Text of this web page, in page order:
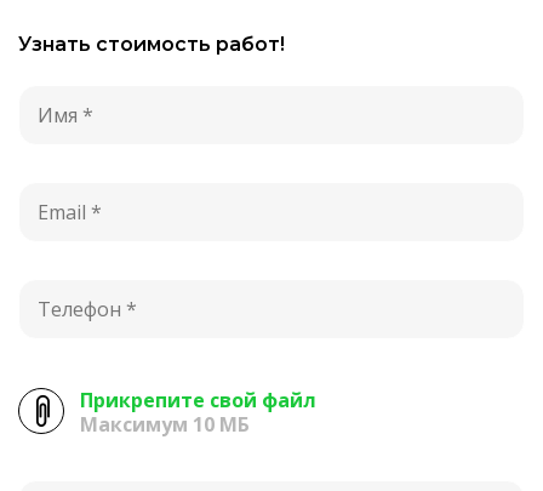
Узнать стоимость работ!
Прикрепите свой файл
Максимум 10 МБ